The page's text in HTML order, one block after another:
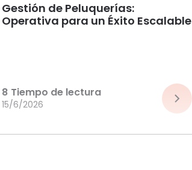
Gestión de Peluquerías:
Operativa para un Éxito Escalable
8 Tiempo de lectura
15/6/2026